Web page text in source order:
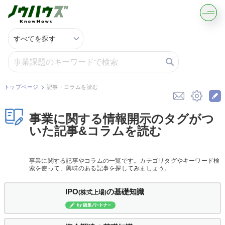
記事・コラムを読む
解決策を募集する
契約書ひな型を探す
専門家に電話する
無料で株価を算定
資本政策を無料でお試し
トップページ 記事・コラムを読む
事業に関する情報開示のタグがつ
いた記事&コラムを読む
事業に関する記事やコラムの一覧です。カテゴリタグやキーワード検
索を使って、興味のある記事を探してみましょう。
IPO(株式上場)の基礎知識